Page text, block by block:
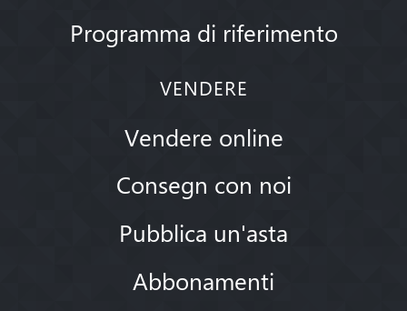
Programma di riferimento
VENDERE
Vendere online
Consegn con noi
Pubblica un'asta
Abbonamenti